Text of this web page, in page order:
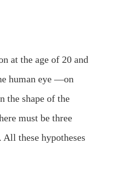
at the age of 20 and
human eye —on
the shape of the
must be three
these hypotheses